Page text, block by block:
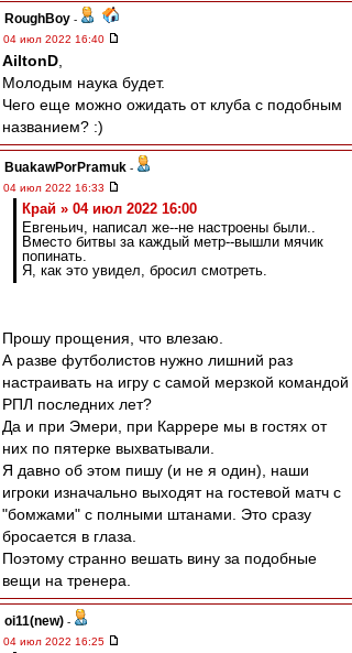
RoughBoy -
04 июл 2022 16:40
AiltonD
Молодым наука будет.
Чего еще можно ожидать от клуба с подобным
названием? :)
BuakawPorPramuk -
04 июл 2022 16:33
Край » 04 июл 2022 16:00
Евгеньич, написал же--не настроены были..
Вместо битвы за каждый метр--вышли мячик
попинать.
Я, как это увидел, бросил смотреть.
Прошу прощения, что влезаю.
А разве футболистов нужно лишний раз
настраивать на игру с самой мерзкой командой
РПЛ последних лет?
Да и при Эмери, при Каррере мы в гостях от
них по пятерке выхватывали.
Я давно об этом пишу (и не я один), наши
игроки изначально выходят на гостевой матч с
"бомжами" с полными штанами. Это сразу
бросается в глаза.
Поэтому странно вешать вину за подобные
вещи на тренера.
oi11(new) -
04 июл 2022 16:25